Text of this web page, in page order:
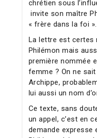
chrétien sous
invite son maître
« frère dans la foi ».
La lettre est certes
Philémon mais
première nommée
femme ? On ne
Archippe,
lui aussi un nom
Ce texte, sans
un appel, c’est en
demande expresse